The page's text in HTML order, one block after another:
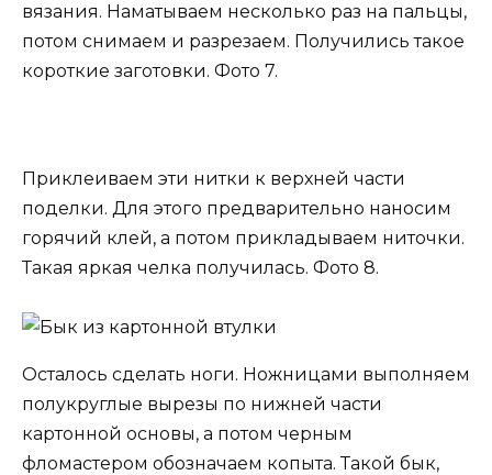
вязания. Наматываем несколько раз на пальцы,
потом снимаем и разрезаем. Получились такое
короткие заготовки. Фото 7.
Приклеиваем эти нитки к верхней части
поделки. Для этого предварительно наносим
горячий клей, а потом прикладываем ниточки.
Такая яркая челка получилась. Фото 8.
Осталось сделать ноги. Ножницами выполняем
полукруглые вырезы по нижней части
картонной основы, а потом черным
фломастером обозначаем копыта. Такой бык,